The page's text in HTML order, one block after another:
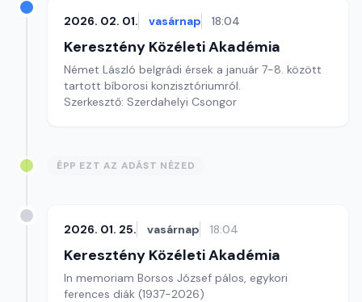
2026. 02. 01. vasárnap 18:04
Keresztény Közéleti Akadémia
Német László belgrádi érsek a január 7-8. között
tartott bíborosi konzisztóriumról.
Szerkesztő: Szerdahelyi Csongor
ÉPP EZT AZ ADÁST NÉZED
2026. 01. 25. vasárnap 18:04
Keresztény Közéleti Akadémia
In memoriam Borsos József pálos, egykori
ferences diák (1937-2026)